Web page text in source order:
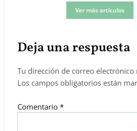
Ver más artículos
Deja una respuesta
Tu dirección de correo electrónico
Los campos obligatorios están
Comentario *